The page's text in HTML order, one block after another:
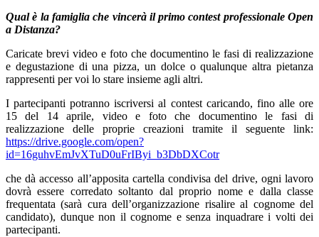
Qualè la famiglia che vincerà il primo contest professionale Open
a Distanza?
Caricate brevi video e foto che documentino le fasi di realizzazione
e degustazione di una pizza, un dolce o qualunque altra pietanza
rappresenti per voi lo stare insieme agli altri.
I partecipanti potranno iscriversi al contest caricando, fino alle ore
15 del 14 aprile, video e foto che documentino le fasi di
realizzazione delle proprie creazioni tramite il seguente link:
https://drive.google.com/open?
id=16guhvEmJvXTuD0uFrIByi_b3DbDXCotr
che dà accesso all’apposita cartella condivisa del drive, ogni lavoro
dovrà essere corredato soltanto dal proprio nome e dalla classe
frequentata (sarà cura dell’organizzazione risalire al cognome del
candidato), dunque non il cognome e senza inquadrare i volti dei
partecipanti.